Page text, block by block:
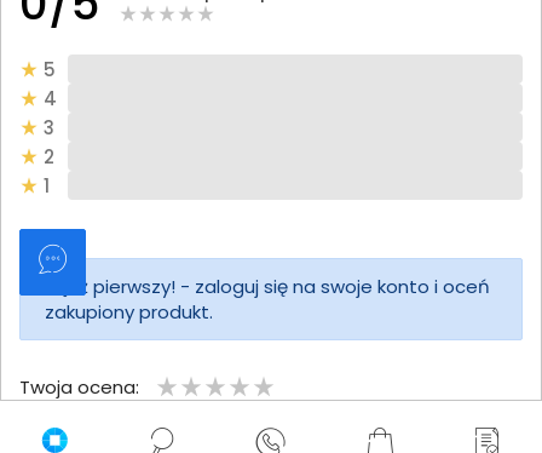
5
4
3
2
1
Bądź pierwszy! - zaloguj się na swoje konto i oceń
zakupiony produkt.
Twoja ocena: